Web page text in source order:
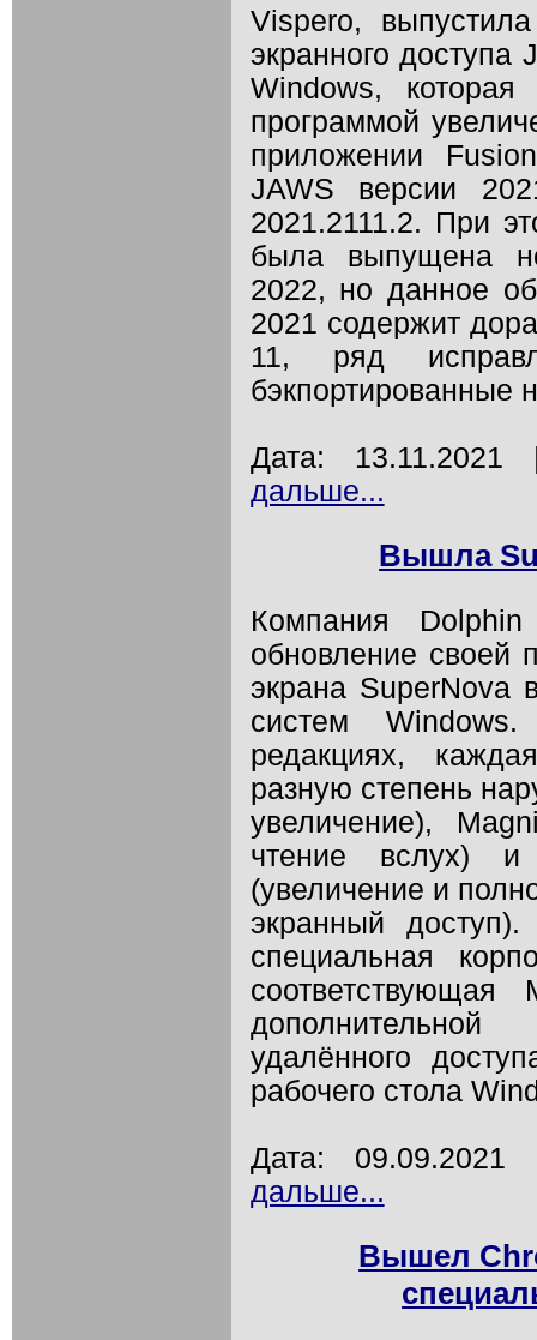
Vispero,
экранного
Windows,
программой
приложении
JAWS версии
2021.2111.2. При
была выпущена
2022, но данное
2021 содержит
11, ряд
бэкпортированные
Дата:
дальше...
Вышла
Компания
обновление своей
экрана SuperNova
систем
редакциях,
разную степень
увеличение),
чтение вслух)
(увеличение и
экранный
специальная
удалённого
рабочего стола
Дата:
дальше...
Вышел